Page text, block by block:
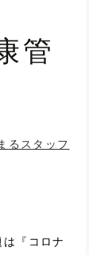
管
るスタッフ
『コロナ